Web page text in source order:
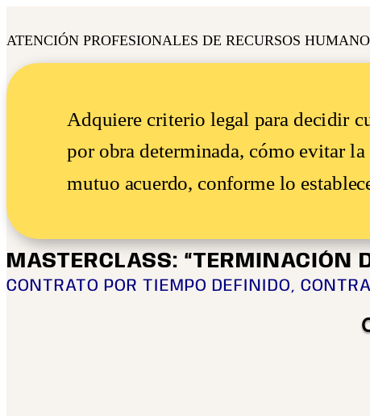
ATENCIÓN PROFESIONALES DE RECURSOS
Adquiere criterio legal para decidir
por obra determinada, cómo evitar
mutuo acuerdo, conforme lo
MASTERCLASS: “TERMINACIÓN
CONTRATO POR TIEMPO DEFINIDO,